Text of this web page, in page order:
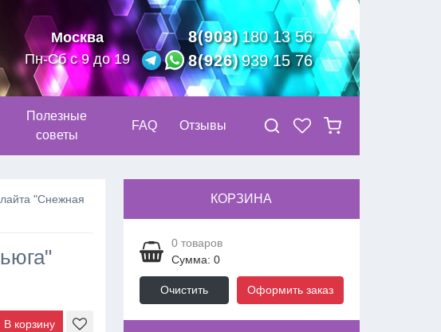
Москва
Пн-Сб с 9 до 19
8(903)180 13 56
8(926)939 15 76
Полезные
советы
FAQ Отзывы
"Снежная
КОРЗИНА
0товаров
Сумма: 0
Очистить Оформить заказ